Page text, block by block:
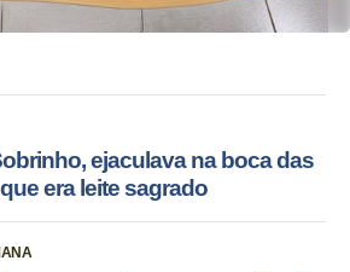
ejaculava na boca das
era leite sagrado